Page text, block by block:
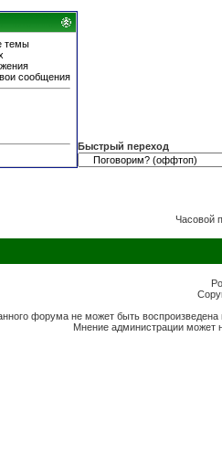
темы
сообщения
Быстрый переход
Часовой
форума не может быть
Мнение администрации может